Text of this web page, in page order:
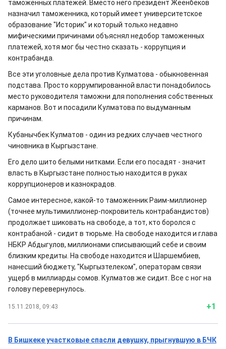
таможенных платежей. Вместо него президент Жеенбеков
назначил таможенника, который имеет университетское
образование "Историк" и который только недавно
мифическими причинами объяснял недобор таможенных
платежей, хотя мог бы честно сказать - коррупция и
контрабанда.
Все эти уголовные дела против Кулматова - обыкновенная
подстава. Просто коррумпированной власти понадобилось
место руководителя таможни для пополнения собственных
карманов. Вот и посадили Кулматова по выдуманным
причинам.
Кубанычбек Кулматов - один из редких случаев честного
чиновника в Кыргызстане.
Его дело шито белыми нитками. Если его посадят - значит
власть в Кыргызстане полностью находится в руках
коррупционеров и казнокрадов.
Самое интересное, какой-то таможенник Раим-миллионер
(точнее мультимиллионер-покровитель контрабандистов)
продолжает шиковать на свободе, а тот, кто боролся с
контрабаной - сидит в тюрьме. На свободе находится и глава
НБКР Абдыгулов, миллионами списывающий себе и своим
близким кредиты. На свободе находится и Шаршембиев,
нанесший бюджету, "Кыргызтелеком", операторам связи
ущерб в миллиарды сомов. Кулматов же сидит. Все с ног на
голову перевернулось.
15.11.2018, 09:43 +1
В Бишкеке участковые спасли девушку, прыгнувшую в БЧК